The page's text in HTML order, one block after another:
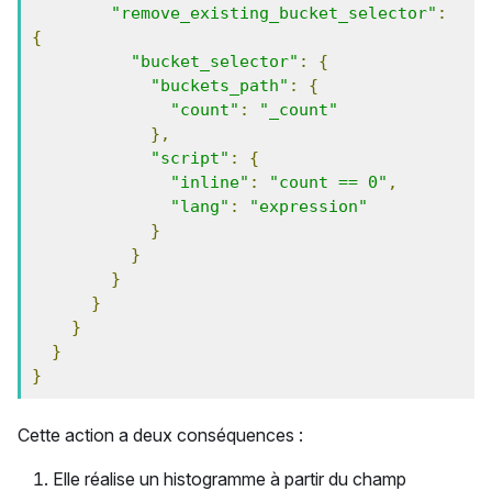
"remove_existing_bucket_selector" :
{
"bucket_selector" :
{
"buckets_path" :
{
"count" :
"_count"
},
"script" :
{
"inline" : "count == 0" ,
"lang" :
"expression"
}
}
}
}
}
}
}
Cette action a deux conséquences :
Elle réalise un histogramme à partir du champ